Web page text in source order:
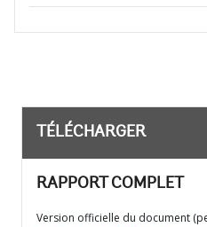
TÉLÉCHARGER
RAPPORT COMPLET
Version officielle du document